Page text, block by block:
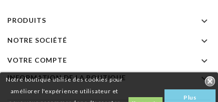
Notre boutique utilise des cookies pour
améliorer l'expérience utilisateur et
Plus
PRODUITS 
NOTRE SOCIÉTÉ 
VOTRE COMPTE 
INFORMATION DE LA BOUTIQUE 